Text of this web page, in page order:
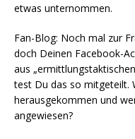
etwas unternommen.
Fan-Blog: Noch mal zur
doch Dei­nen Face­book-
aus
test Du das so mit­ge­teilt.
her­aus­ge­kom­men und
angewiesen?